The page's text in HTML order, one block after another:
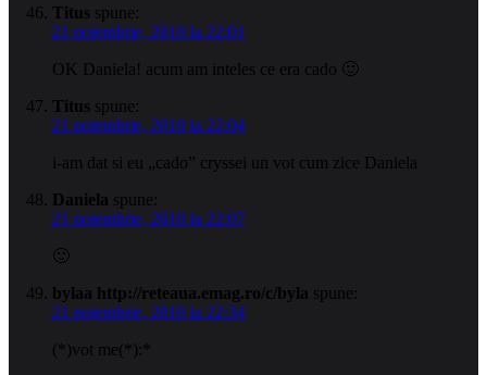
Titus spune:
21 noiembrie, 2010 la 22:01
OK Daniela! acum am inteles ce era cado 🙂
Titus spune:
21 noiembrie, 2010 la 22:04
i-am dat si eu „cado” cryssei un vot cum zice Daniela
Daniela spune:
21 noiembrie, 2010 la 22:07
🙂
bylaa http://reteaua.emag.ro/c/byla spune:
21 noiembrie, 2010 la 22:34
(*)vot me(*):*